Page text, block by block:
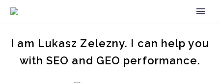
I am Lukasz Zelezny. I can help you
with SEO and GEO performance.